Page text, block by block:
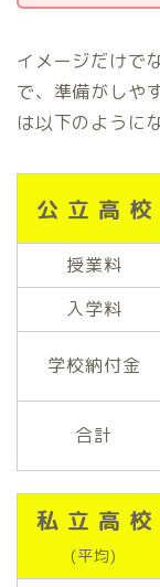
イメージだけで
で、準備がしや
は以下のように
公 立 高 校
授業料
入学料
学校納付金
合計
私 立 高 校
(平均)